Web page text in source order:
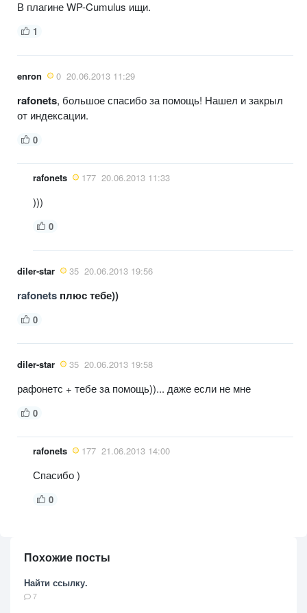
В плагине WP-Cumulus ищи.
1
enron 0 20.06.2013 11:29
rafonets, большое спасибо за помощь! Нашел и закрыл
от индексации.
0
rafonets 177 20.06.2013 11:33
)))
0
diler-star 35 20.06.2013 19:56
rafonets плюс тебе))
0
diler-star 35 20.06.2013 19:58
рафонетс + тебе за помощь))... даже если не мне
0
rafonets 177 21.06.2013 14:00
Спасибо )
0
Похожие посты
Найти ссылку.
7